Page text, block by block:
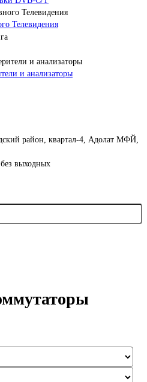
Телевидения
и анализаторы
район, квартал-4, Адолат МФЙ,
выходных